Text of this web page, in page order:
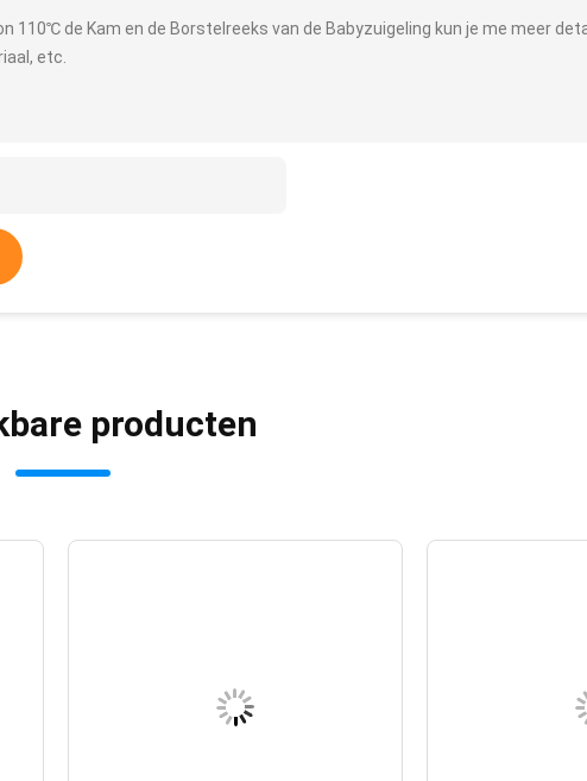
110℃ de Kam en de Borstelreeks van de Babyzuigeling kun je me meer
etc.
producten